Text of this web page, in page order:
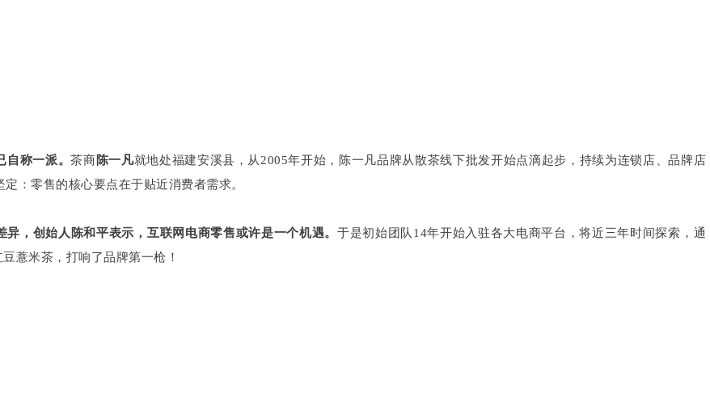
自称一派。茶商陈一凡就地处福建安溪县，从2005年开始，陈一凡品牌从散茶线下批发开始点滴起步，持续为连锁店、品牌店
：零售的核心要点在于贴近消费者需求。
异， 创始人陈和平表示，互联网电商零售或许是一个机遇。于是初始团队14年开始入驻各大电商平台，将近三年时间探索，通
薏米茶，打响了品牌第一枪！